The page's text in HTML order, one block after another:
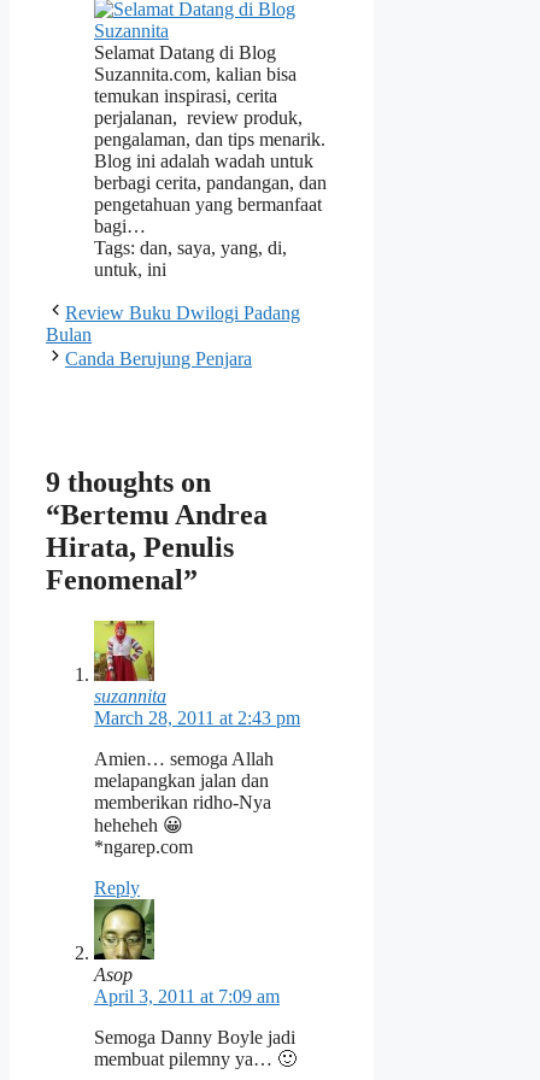
Selamat Datang di Blog
Suzannita.com, kalian bisa
temukan inspirasi, cerita
perjalanan, review produk,
pengalaman, dan tips menarik.
Blog ini adalah wadah untuk
berbagi cerita, pandangan, dan
pengetahuan yang bermanfaat
bagi…
Tags: dan, saya, yang, di,
untuk, ini
Review Buku Dwilogi Padang
Bulan
Canda Berujung Penjara
9 thoughts on
“Bertemu Andrea
Hirata, Penulis
Fenomenal”
suzannita
March 28, 2011 at 2:43 pm
Amien… semoga Allah
melapangkan jalan dan
memberikan ridho-Nya
heheheh 😀
*ngarep.com
Reply
Asop
April 3, 2011 at 7:09 am
Semoga Danny Boyle jadi
membuat pilemny ya… 🙂